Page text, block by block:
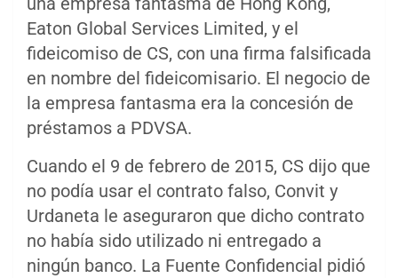
Eaton Global Services Limited, y el
fideicomiso de CS, con una firma falsificada
en nombre del fideicomisario. El negocio de
la empresa fantasma era la concesión de
préstamos a PDVSA.
Cuando el 9 de febrero de 2015, CS dijo que
no podía usar el contrato falso, Convit y
Urdaneta le aseguraron que dicho contrato
no había sido utilizado ni entregado a
ningún banco. La Fuente Confidencial pidió